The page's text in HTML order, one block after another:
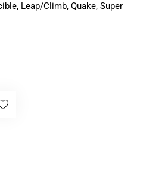
Leap/Climb, Quake, Super